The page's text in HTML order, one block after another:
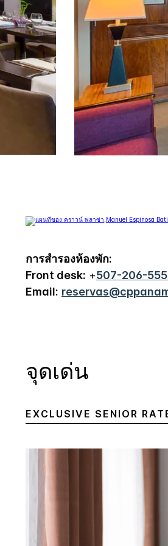
การสำรองห้องพัก:
Front desk: +507-206-
Email:
จุดเด่น
EXCLUSIVE SENIOR